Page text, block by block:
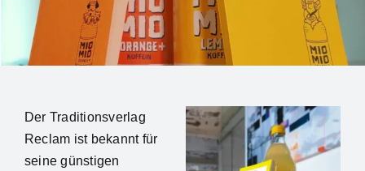
NEWS
ANBIETER
Der Traditionsverlag
Reclam ist bekannt für
seine günstigen